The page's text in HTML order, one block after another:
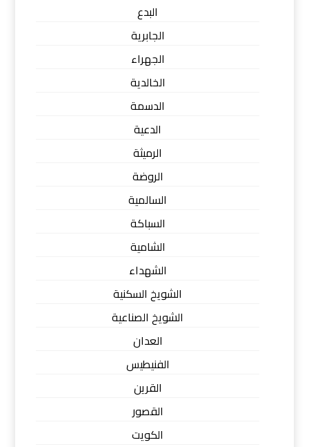
البدع
الجابرية
الجهراء
الخالدية
الدسمة
الدعية
الرميثة
الروضة
السالمية
السباكة
الشامية
الشهداء
الشويخ السكنية
الشويخ الصناعية
العدان
الفنيطيس
القرين
القصور
الكويت